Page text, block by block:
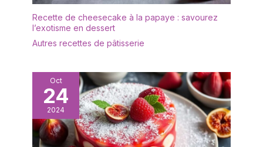
fiançailles ou comme
cadeau d'anniversaire.
présentoir à gâteaux est
n'absorbe ni les odeurs ni
les taches. Il peut être
rincé avec un peu de
liquide vaisselle et d'eau
et est très facile à
entretenir. Afin de
Recette de cheesecake à la papaye : savourez
l’exotisme en dessert
Autres recettes de pâtisserie
Oct
24
2024